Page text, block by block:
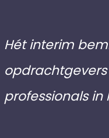
Hét interim
opdrachtgevers
professionals in